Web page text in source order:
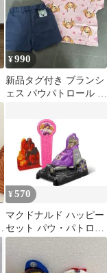
¥990
新品タグ付き ブランシ
ェス パウパトロール ス
¥570
マクドナルド ハッピー
セット パウ・パトロー
ル スカイ